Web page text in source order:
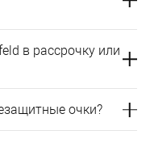
в рассрочку или
очки?